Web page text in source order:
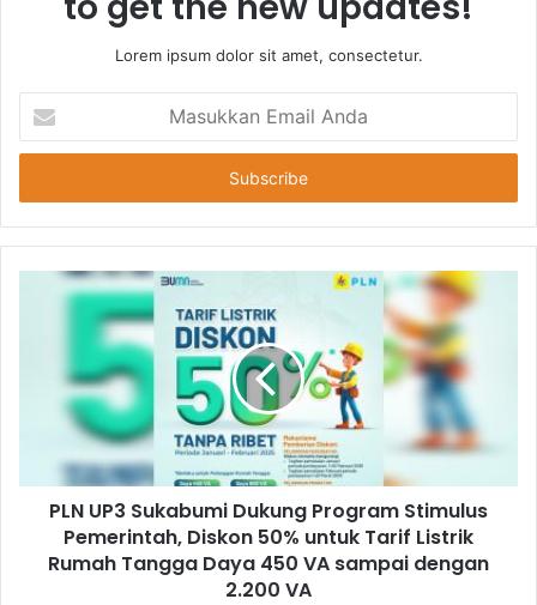
Lorem ipsum dolor sit amet, consectetur.
Email
Anda
PLN UP3 Sukabumi Dukung Program Stimulus
Pemerintah, Diskon 50% untuk Tarif Listrik
Rumah Tangga Daya 450 VA sampai dengan
2.200 VA